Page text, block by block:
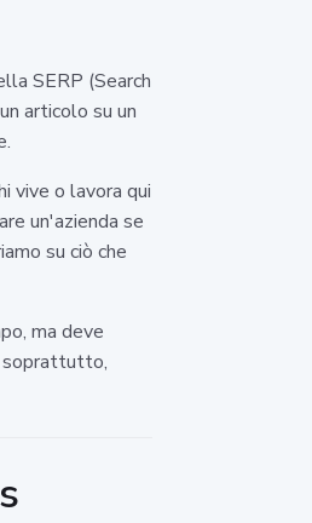
SERP (Search
articolo su un
vive o lavora qui
un'azienda se
su ciò che
ma deve
soprattutto,